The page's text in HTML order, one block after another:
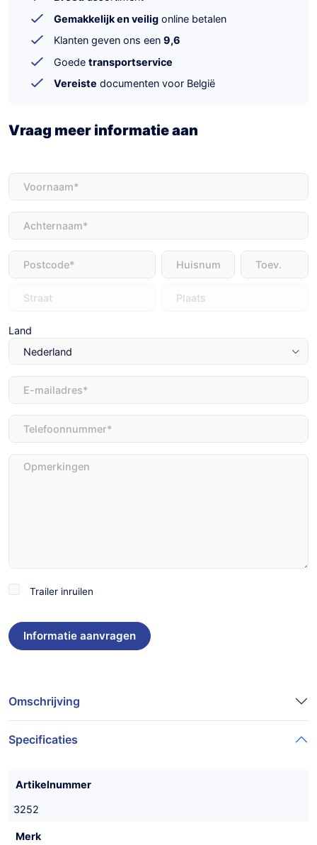
Gemakkelijk en veilig online betalen
Klanten geven ons een 9,6
Goede transportservice
Vereiste documenten voor België
Vraag meer informatie aan
Voornaam
Achternaam
Adres
Land
E-
mailadres(Vereist)
Telefoon
Opmerkingen
TrailerTrailer inruilen
Omschrijving
Specificaties
Artikelnummer
3252
Merk